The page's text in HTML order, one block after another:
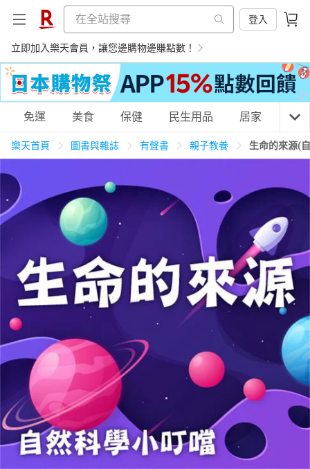
登入
立即加入樂天會員，讓您邊購物邊賺點數！
購物網分類
美食蛋糕 民生用品
運動休閒 親子玩具
女裝 男裝 化妝保養 情趣用品
日本購物 電子/紙本書
HOT
免運 美食 保健 民生用品 居家 3C
樂天首頁 圖書與雜誌 有聲書 親子教養 生命的來源(